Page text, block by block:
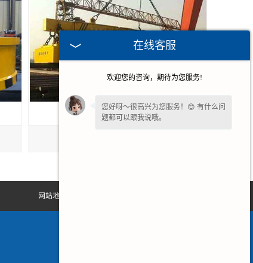
网站地图
在线客服
欢迎您的咨询，期待为您服务!
您好呀～很高兴为您服务！😊 有什么问
题都可以跟我说哦。